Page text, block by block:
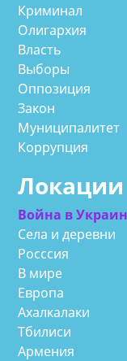
Криминал
Олигархия
Власть
Выборы
Оппозиция
Закон
Муниципалитет
Коррупция
Локации
Война в
Села и деревни
Росссия
В мире
Европа
Ахалкалаки
Тбилиси
Армения